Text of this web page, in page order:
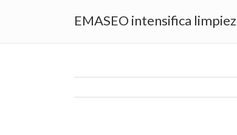
EMASEO intensifica